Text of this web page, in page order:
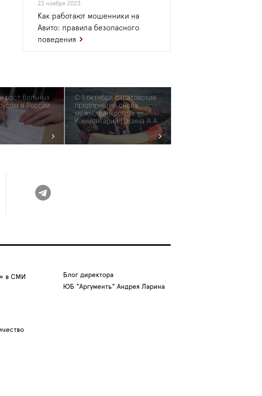
22 ноября 2023
Как работают мошенники на
Авито: правила безопасного
поведения
рост больных
в России
С 1 октября саратовские
предприятия снова
можно банкротить —
Комментарий Ларина А.А.
в СМИ
Блог директора
ЮБ "Аргументъ" Андрея Ларина